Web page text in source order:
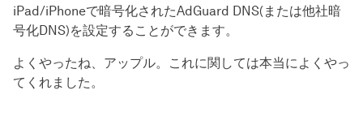
iPad/iPhoneで暗号化されたAdGuard DNS(または他社暗
号化DNS)を設定することができます。
よくやったね、アップル。これに関しては本当によくやっ
てくれました。